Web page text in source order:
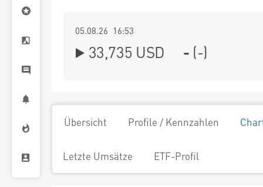
05.08.26 16:53
33,735 USD - (-)
Übersicht Profile / Kennzahlen
Letzte Umsätze ETF-Profil